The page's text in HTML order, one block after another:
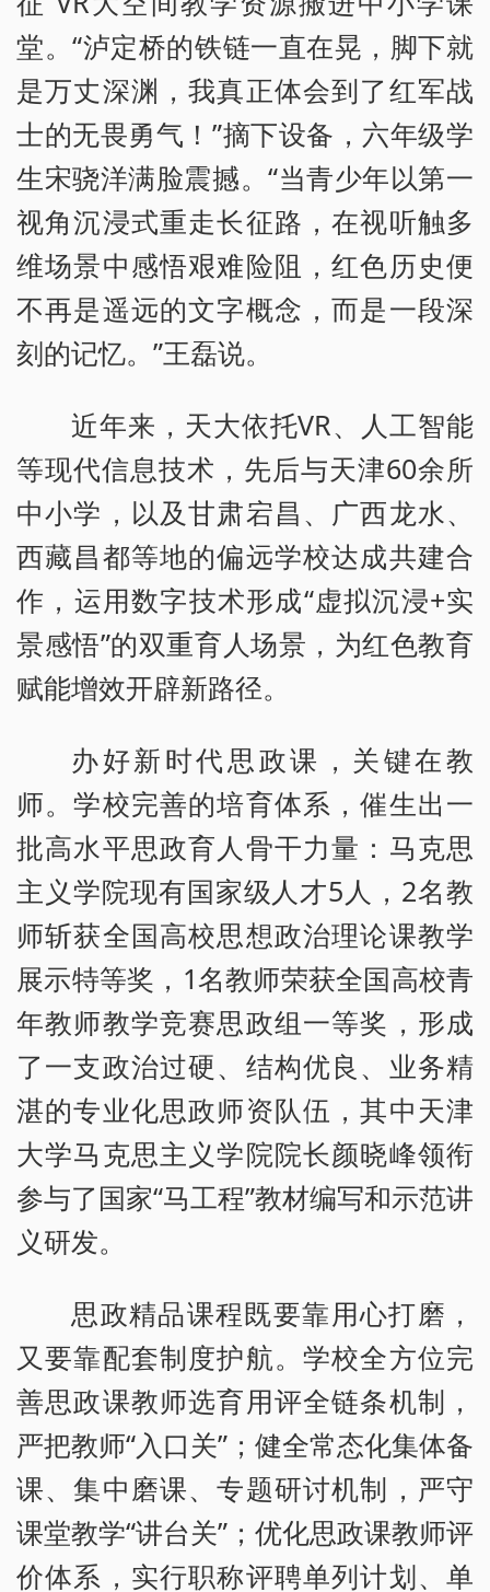
堂。“泸定桥的铁链一直在晃，脚下就
是万丈深渊，我真正体会到了红军战
士的无畏勇气！”摘下设备，六年级学
生宋骁洋满脸震撼。“当青少年以第一
视角沉浸式重走长征路，在视听触多
维场景中感悟艰难险阻，红色历史便
不再是遥远的文字概念，而是一段深
刻的记忆。”王磊说。
近年来，天大依托VR、人工智能
等现代信息技术，先后与天津60余所
中小学，以及甘肃宕昌、广西龙水、
西藏昌都等地的偏远学校达成共建合
作，运用数字技术形成“虚拟沉浸+实
景感悟”的双重育人场景，为红色教育
赋能增效开辟新路径。
办好新时代思政课，关键在教
师。学校完善的培育体系，催生出一
批高水平思政育人骨干力量：马克思
主义学院现有国家级人才5人，2名教
师斩获全国高校思想政治理论课教学
展示特等奖，1名教师荣获全国高校青
年教师教学竞赛思政组一等奖，形成
了一支政治过硬、结构优良、业务精
湛的专业化思政师资队伍，其中天津
大学马克思主义学院院长颜晓峰领衔
参与了国家“马工程”教材编写和示范讲
义研发。
思政精品课程既要靠用心打磨，
又要靠配套制度护航。学校全方位完
善思政课教师选育用评全链条机制，
严把教师“入口关”；健全常态化集体备
课、集中磨课、专题研讨机制，严守
课堂教学“讲台关”；优化思政课教师评
价体系，实行职称评聘单列计划、单